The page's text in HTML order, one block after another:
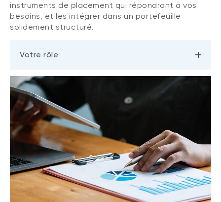
instruments de placement qui répondront à vos
besoins, et les intégrer dans un portefeuille
solidement structuré.
Votre rôle